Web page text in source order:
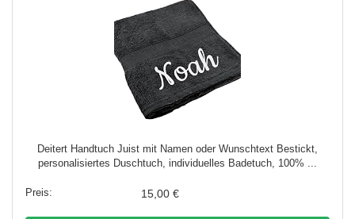
Deitert Handtuch Juist mit Namen oder Wunschtext Bestickt,
personalisiertes Duschtuch, individuelles Badetuch, 100% ...
15,00 €